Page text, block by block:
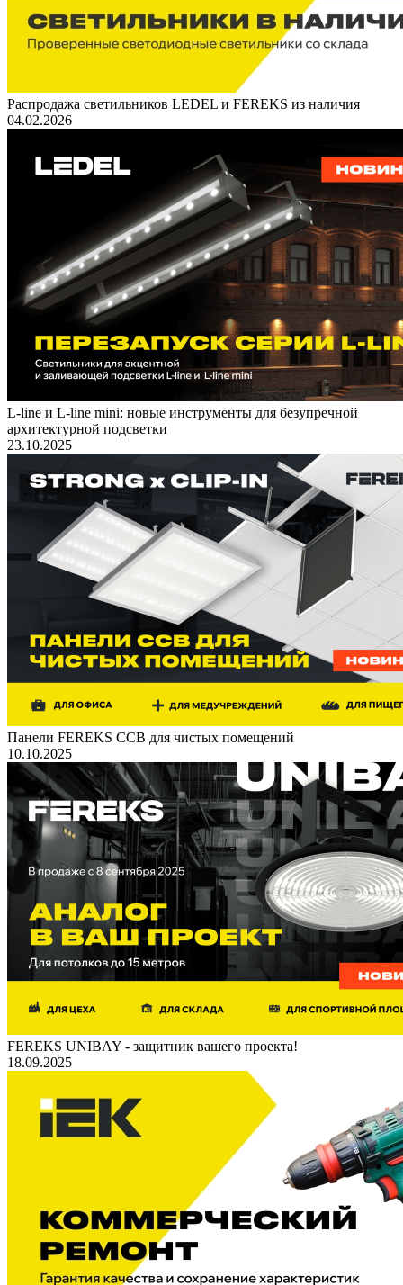
Распродажа светильников LEDEL и FEREKS из наличия
04.02.2026
L-line и L-line mini: новые инструменты для безупречной
архитектурной подсветки
23.10.2025
Панели FEREKS ССВ для чистых помещений
10.10.2025
FEREKS UNIBAY - защитник вашего проекта!
18.09.2025